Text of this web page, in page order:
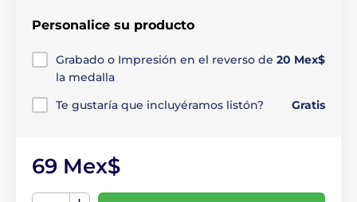
Personalice su producto
Grabado o Impresión en el reverso de
la medalla
20 Mex$
Te gustaría que incluyéramos listón? Gratis
69 Mex$